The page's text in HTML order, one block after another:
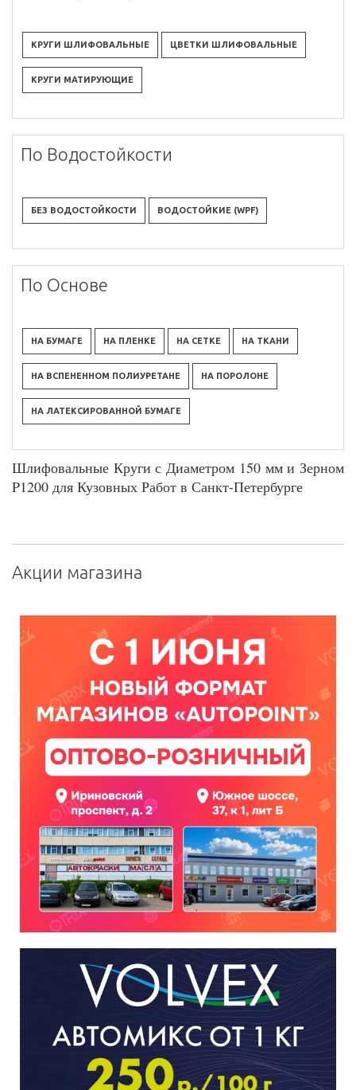
КРУГИ ШЛИФОВАЛЬНЫЕ ЦВЕТКИ ШЛИФОВАЛЬНЫЕ
КРУГИ МАТИРУЮЩИЕ
По Водостойкости
БЕЗ ВОДОСТОЙКОСТИ ВОДОСТОЙКИЕ (WPF)
По Основе
НА БУМАГЕ НА ПЛЕНКЕ НА СЕТКЕ НА ТКАНИ
НА ВСПЕНЕННОМ ПОЛИУРЕТАНЕ НА ПОРОЛОНЕ
НА ЛАТЕКСИРОВАННОЙ БУМАГЕ
Шлифовальные Круги с Диаметром 150 мм и Зерном
P1200 для Кузовных Работ в Санкт-Петербурге
Акции магазина